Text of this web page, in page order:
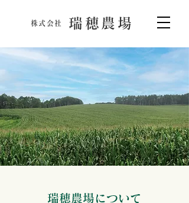
株式会社 瑞穂農場
瑞穂農場について